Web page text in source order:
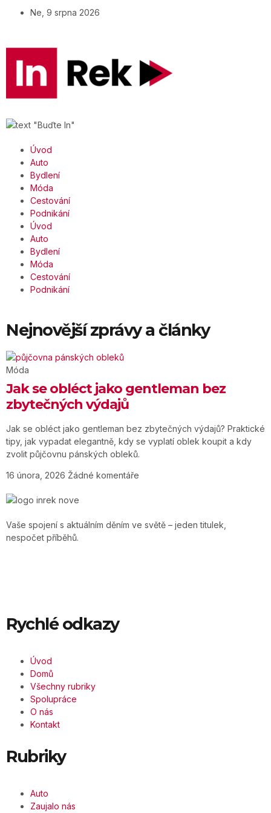
Ne, 9 srpna 2026
Úvod
Auto
Bydlení
Móda
Cestování
Podnikání
Úvod
Auto
Bydlení
Móda
Cestování
Podnikání
Nejnovější zprávy a články
Móda
Jak se obléct jako gentleman bez
zbytečných výdajů
Jak se obléct jako gentleman bez zbytečných výdajů? Praktické
tipy, jak vypadat elegantně, kdy se vyplatí oblek koupit a kdy
zvolit půjčovnu pánských obleků.
16 února, 2026 Žádné komentáře
Vaše spojení s aktuálním děním ve světě – jeden titulek,
nespočet příběhů.
Rychlé odkazy
Úvod
Domů
Všechny rubriky
Spolupráce
O nás
Kontakt
Rubriky
Auto
Zaujalo nás